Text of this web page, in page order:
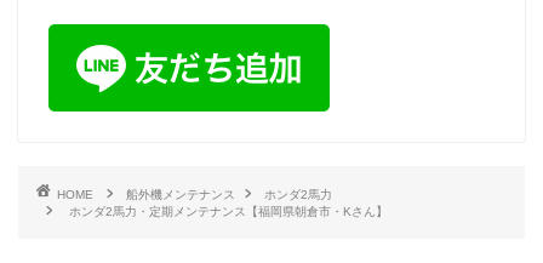
HOME 船外機メンテナンス
ホンダ2馬力
ホンダ2馬力・定期メンテナンス【福岡県朝倉市・Kさん】